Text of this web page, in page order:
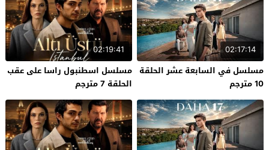
02:17:14
مسلسل في السابعة عشر الحلقة
10 مترجم
02:19:41
مسلسل اسطنبول راسا على عقب
الحلقة 7 مترجم